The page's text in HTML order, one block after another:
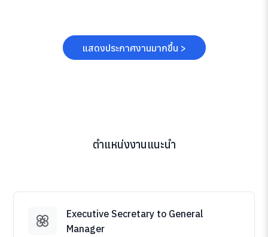
แสดงประกาศงานมากขึ้น >
ตำแหน่งงานแนะนำ
Executive Secretary to General
Manager